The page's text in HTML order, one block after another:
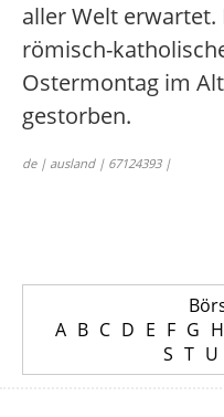
aller Welt
römisch-
Ostermontag im
gestorben.
de | ausland | 67124393 |
A B C D E F G H
S T U